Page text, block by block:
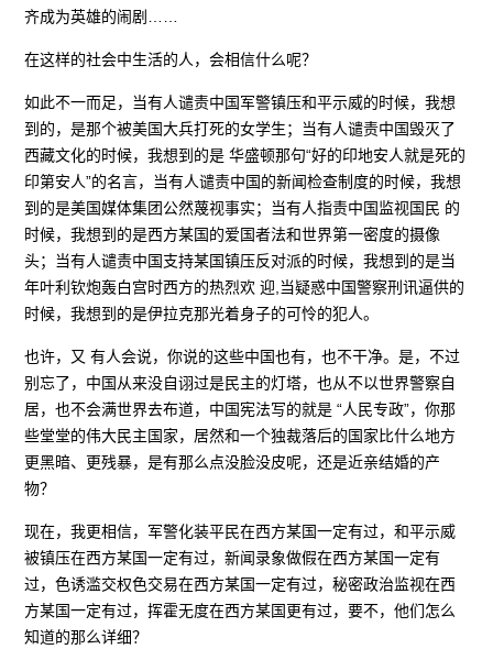
齐成为英雄的闹剧……
在这样的社会中生活的人，会相信什么呢？
如此不一而足，当有人谴责中国军警镇压和平示威的时候，我想
到的，是那个被美国大兵打死的女学生；当有人谴责中国毁灭了
西藏文化的时候，我想到的是 华盛顿那句“好的印地安人就是死的
印第安人”的名言，当有人谴责中国的新闻检查制度的时候，我想
到的是美国媒体集团公然蔑视事实；当有人指责中国监视国民 的
时候，我想到的是西方某国的爱国者法和世界第一密度的摄像
头；当有人谴责中国支持某国镇压反对派的时候，我想到的是当
年叶利钦炮轰白宫时西方的热烈欢 迎,当疑惑中国警察刑讯逼供的
时候，我想到的是伊拉克那光着身子的可怜的犯人。
也许，又 有人会说，你说的这些中国也有，也不干净。是，不过
别忘了，中国从来没自诩过是民主的灯塔，也从不以世界警察自
居，也不会满世界去布道，中国宪法写的就是 “人民专政”，你那
些堂堂的伟大民主国家，居然和一个独裁落后的国家比什么地方
更黑暗、更残暴，是有那么点没脸没皮呢，还是近亲结婚的产
物？
现在，我更相信，军警化装平民在西方某国一定有过，和平示威
被镇压在西方某国一定有过，新闻录象做假在西方某国一定有
过，色诱滥交权色交易在西方某国一定有过，秘密政治监视在西
方某国一定有过，挥霍无度在西方某国更有过，要不，他们怎么
知道的那么详细？